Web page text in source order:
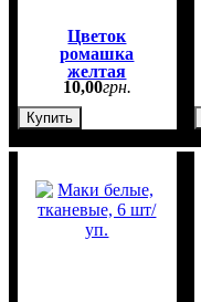
Цветок
ромашка
желтая
10,00грн.
Купить